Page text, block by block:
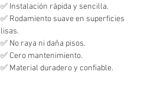
✅ Instalación rápida y sencilla.
✅ Rodamiento suave en superficies
lisas.
✅ No raya ni daña pisos.
✅ Cero mantenimiento.
✅ Material duradero y confiable.